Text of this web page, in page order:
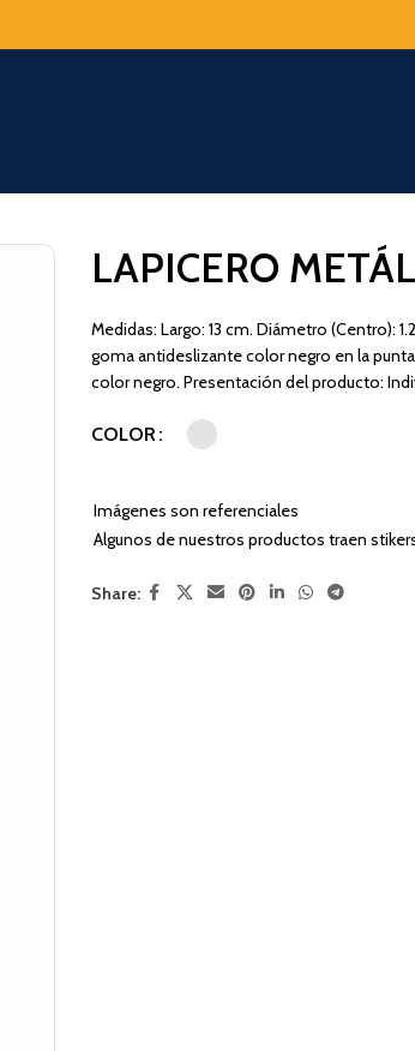
LAPICERO
Medidas: Largo: 13 cm. Diámetro (Centro):
goma antideslizante color negro en la
color negro. Presentación del producto:
COLOR
Imágenes son referenciales
Algunos de nuestros productos traen
Share: